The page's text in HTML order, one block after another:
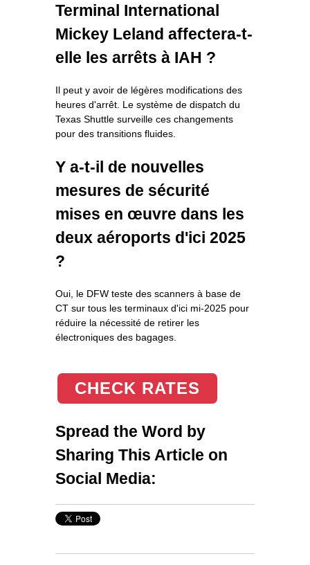
Terminal International
Mickey Leland affectera-t-
elle les arrêts à IAH ?
Il peut y avoir de légères modifications des
heures d'arrêt. Le système de dispatch du
Texas Shuttle surveille ces changements
pour des transitions fluides.
Y a-t-il de nouvelles
mesures de sécurité
mises en œuvre dans les
deux aéroports d'ici 2025
?
Oui, le DFW teste des scanners à base de
CT sur tous les terminaux d'ici mi-2025 pour
réduire la nécessité de retirer les
électroniques des bagages.
CHECK RATES
Spread the Word by
Sharing This Article on
Social Media: